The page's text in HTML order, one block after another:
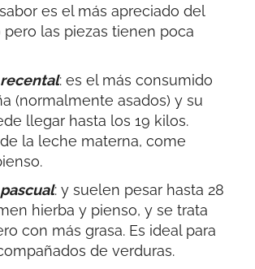
es el más apreciado del
pero las piezas tienen poca
: es el más consumido
(normalmente asados) y su
llegar hasta los 19 kilos.
la leche materna, come
: y suelen pesar hasta 28
hierba y pienso, y se trata
con más grasa. Es ideal para
de verduras.